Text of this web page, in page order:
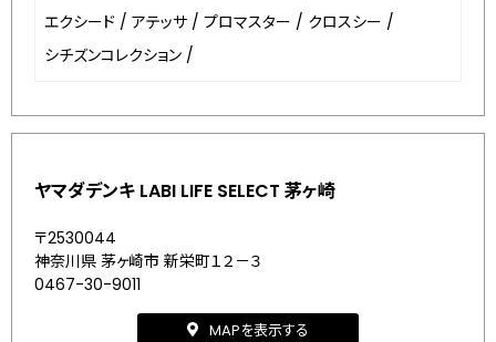
エクシード / アテッサ / プロマスター / クロスシー /
シチズンコレクション /
ヤマダデンキ LABI LIFE SELECT 茅ヶ崎
〒2530044
神奈川県 茅ヶ崎市 新栄町１２－３
0467-30-9011
MAPを表示する